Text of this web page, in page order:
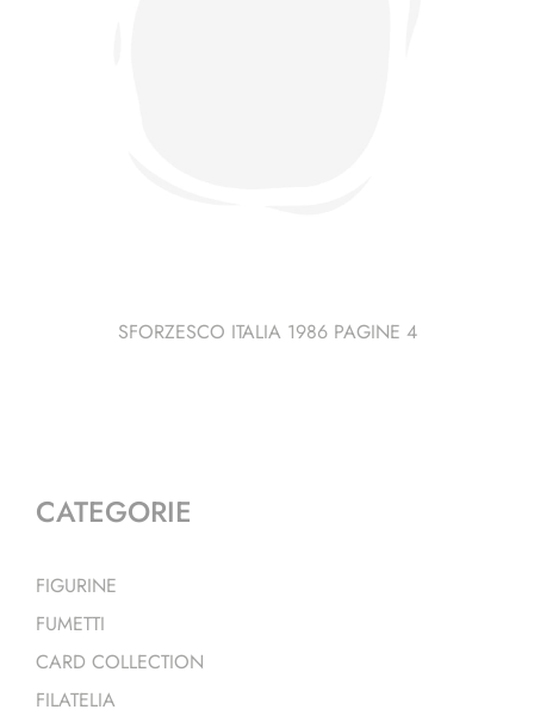
SFORZESCO ITALIA 1986 PAGINE 4
CATEGORIE
FIGURINE
FUMETTI
CARD COLLECTION
FILATELIA